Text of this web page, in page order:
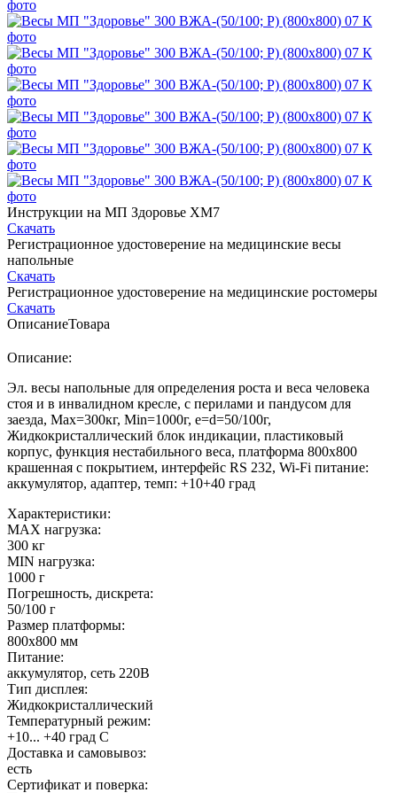
Инструкции на МП Здоровье ХМ7
Скачать
Регистрационное удостоверение на медицинские весы
напольные
Скачать
Регистрационное удостоверение на медицинские ростомеры
Скачать
ОписаниеТовара
Описание:
Эл. весы напольные для определения роста и веса человека
стоя и в инвалидном кресле, с перилами и пандусом для
заезда, Мах=300кг, Min=1000г, e=d=50/100г,
Жидкокристаллический блок индикации, пластиковый
корпус, функция нестабильного веса, платформа 800х800
крашенная с покрытием, интерфейс RS 232, Wi-Fi питание:
аккумулятор, адаптер, темп: +10+40 град
Характеристики:
MAX нагрузка:
300 кг
MIN нагрузка:
1000 г
Погрешность, дискрета:
50/100 г
Размер платформы:
800х800 мм
Питание:
аккумулятор, сеть 220В
Тип дисплея:
Жидкокристаллический
Температурный режим:
+10... +40 град С
Доставка и самовывоз:
есть
Сертификат и поверка: